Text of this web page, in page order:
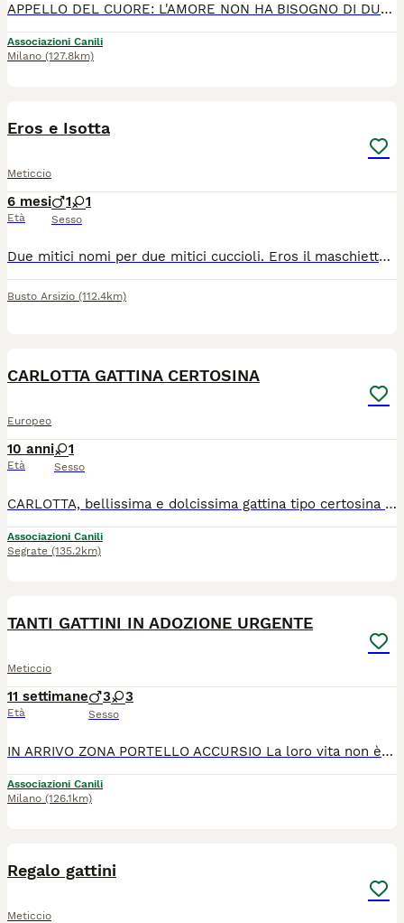
APPELLO DEL CUORE: L'AMORE NON HA BISOGNO DI DUE OCCHI PER VEDERE CON L'ANIMA! 🐾❤️ Ciao a tutti, io sono MILO ed ho solo tre mesi. La vita per me non è iniziata nel migliore dei modi. Quando ero solo un fagottino mi sono ritrovato per strada, da solo, a dover affrontare pericoli troppo grandi per me. A causa di una brutta infezione, i veterinari hanno dovuto asportarmi un occhiolino per salvarmi la vita. Ora sto bene, il dolore è solo un ricordo e la ferita è guarita! Ma la strada è un posto troppo duro e pericoloso: non posso assolutamente tornarci. Non sapete cosa vi perdete: anche se ho un occhio solo, la mia voglia di giocare, esplorare e fare le fusa è doppia! Sono un gattino dolcissimo, vivace e pronto a riempire di gioia e affetto la vita di chi deciderà di aprirmi la porta di casa. 🏡 Verrò affidato vaccinato, microchippato e sverminato. Mi trovo ad Avellino, ma posso raggiungerti ovunque 🚙 Per info ed adozione contattare Vittoria cell 39 346 543 3552 via whatsapp ☎️ Grazie 🙏
Associazioni Canili
Milano (127.8km)
Eros e Isotta
Meticcio
6 mesi
Età
1 1
Sesso
Due mitici nomi per due mitici cuccioli. Eros il maschietto manto tigrato particolarissimo e Isotta la femminuccia manto rosso. Hanno circa tre mesi svermati spulciati e vaccinati sono pronti ad entrare a far parte di una bella famiglia. E tu sei pronto ad accoglierli insieme o separatamente ad amarli, curarli adorarli, baciarli, nutrirli fin che morte non vi separi? Perché sappiamo che un micio è per sempre!!! Entrambi amano le coccole ma devi un po’ conquistarli prima che rivelino quanto gli piacciono con rumorose fusa che ti faranno perdere la testa. Che aspetti! Chiedi di loro con msg whatsapp al numero 3318193535.
Busto Arsizio (112.4km)
CARLOTTA GATTINA CERTOSINA
Europeo
10 anni
Età
1
Sesso
CARLOTTA, bellissima e dolcissima gattina tipo certosina nata 15.12.2015 Vaccinata, sterilizzata, microchippata, testata FIV FELV negativa Venite a conoscerla , previo appuntamento, presso il rifugio della Lega Nazionale per la Difesa del Cane Milano Via Martiri di Cefalonia 18 - SEGRATE (Mi) tel. 02 21 37 864 cell 334 8585297 rifugio@legadelcanemi.it www.legadelcanemi.it siamo in FB e X @LNDC_MI INSTAGRAM aperto tutti i giorni, tutto l'anno dalle 9,30 alle 12,00 e dalle 14,30 alle 17,00 Donaci il tuo 5 X mille, con un piccolo gesto potrai darci un grande aiuto Codice Fiscale: 97441440159
Associazioni Canili
Segrate (135.2km)
TANTI GATTINI IN ADOZIONE URGENTE
Meticcio
11 settimane
Età
3 3
Sesso
IN ARRIVO ZONA PORTELLO ACCURSIO La loro vita non è iniziata nel migliore dei modi, ma adesso sono tutti salvi. Dai 2 mesetti ai 3 mesetti, hanno bisogno di una famiglia che dia loro una casa in sicurezza e tanto amore. Negativi malattie infettive, in buona salute adesso. Verranno affidati sverminati e vaccinati. Sterilizzazione obbligatoria. 3288176356
Associazioni Canili
Milano (126.1km)
Regalo gattini
Meticcio